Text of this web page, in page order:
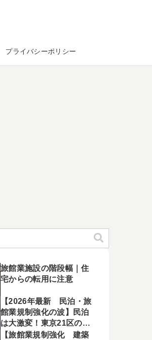
プライバシーポリシー
旅館業施設の階段幅｜住
宅からの転用に注意
【2026年最新 民泊・旅
館業規制強化の波】民泊
は大激変！東京21区の要
望書と国の新通達で変わ
【旅館業規制強化 建築